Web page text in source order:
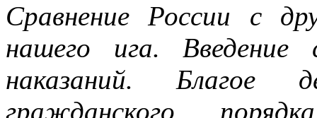
Сравнение России с
нашего ига. Введение
наказаний. Благое
гражданского